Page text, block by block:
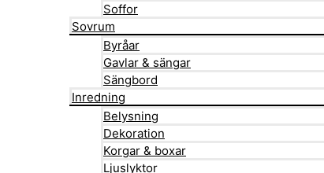
Soffor
Sovrum
Byråar
Gavlar & sängar
Sängbord
Inredning
Belysning
Dekoration
Korgar & boxar
Ljuslyktor